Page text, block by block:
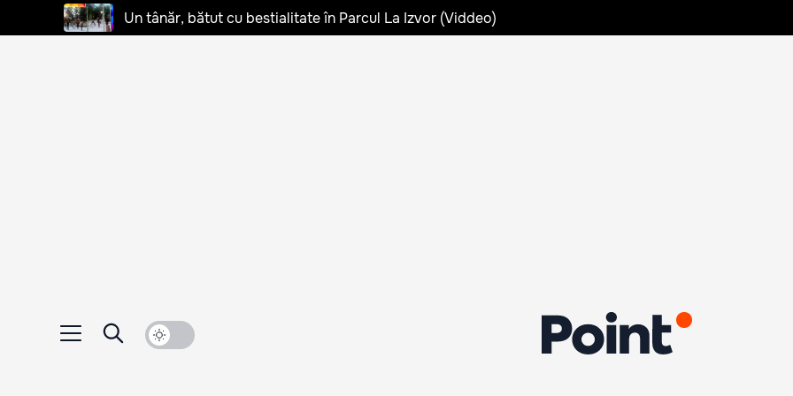
Un tânăr, bătut cu bestialitate în Parcul La Izvor (Viddeo)